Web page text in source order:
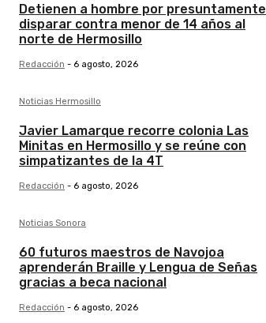
Detienen a hombre por presuntamente
disparar contra menor de 14 años al
norte de Hermosillo
Redacción - 6 agosto, 2026
Noticias Hermosillo
Javier Lamarque recorre colonia Las
Minitas en Hermosillo y se reúne con
simpatizantes de la 4T
Redacción - 6 agosto, 2026
Noticias Sonora
60 futuros maestros de Navojoa
aprenderán Braille y Lengua de Señas
gracias a beca nacional
Redacción - 6 agosto, 2026